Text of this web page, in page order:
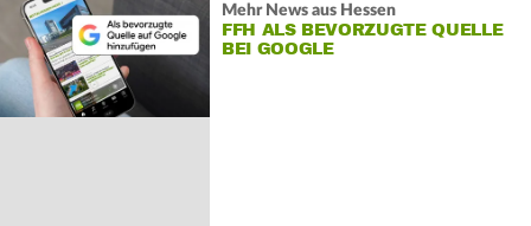
Mehr News aus Hessen
FFH ALS BEVORZUGTE QUELLE
BEI GOOGLE